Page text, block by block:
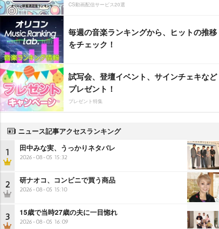
CS動画配信サービス20選
毎週の音楽ランキングから、ヒットの推移
をチェック！
試写会、登壇イベント、サインチェキなど
プレゼント！
プレゼント特集
ニュース記事アクセスランキング
1 田中みな実、うっかりネタバレ
2026-08-05 15:32
2 研ナオコ、コンビニで買う商品
2026-08-05 15:10
3 15歳で当時27歳の夫に一目惚れ
2026-08-05 16:09